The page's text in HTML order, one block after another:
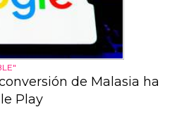
de Malasia ha
Play